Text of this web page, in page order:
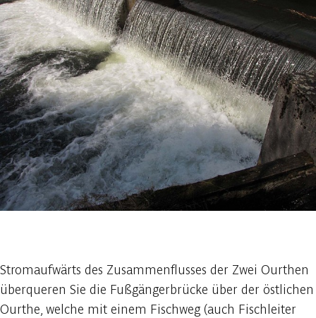
Stromaufwärts des Zusammenflusses der Zwei Ourthen
überqueren Sie die Fußgängerbrücke über der östlichen
Ourthe, welche mit einem Fischweg (auch Fischleiter